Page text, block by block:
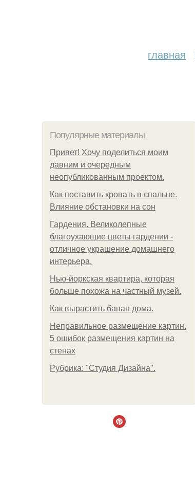
главная
Популярные материалы
Привет! Хочу поделиться моим
давним и очередным
неопубликованным проектом.
Как поставить кровать в спальне.
Влияние обстановки на сон
Гардения. Великолепные
благоухающие цветы гардении -
отличное украшение домашнего
интерьера.
Нью-йоркская квартира, которая
больше похожа на частный музей.
Как вырастить банан дома.
Неправильное размещение картин.
5 ошибок размещения картин на
стенах
Рубрика: "Студия Дизайна".